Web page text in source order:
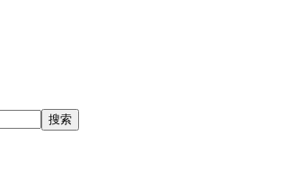
搜索